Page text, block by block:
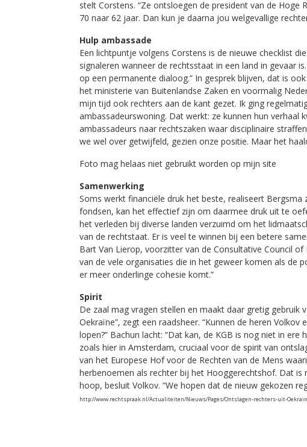
stelt Corstens. “Ze ontsloegen de president van de
70 naar 62 jaar. Dan kun je daarna jou welgevallige
Hulp ambassade
Een lichtpuntje volgens Corstens is de nieuwe checklist
signaleren wanneer de rechtsstaat in een land in gevaar
op een permanente dialoog.” In gesprek blijven, dat is
het ministerie van Buitenlandse Zaken en voormalig
mijn tijd ook rechters aan de kant gezet. Ik ging
ambassadeurswoning. Dat werkt: ze kunnen hun verhaal
ambassadeurs naar rechtszaken waar disciplinaire
we wel over getwijfeld, gezien onze positie. Maar het
Foto mag helaas niet gebruikt worden op mijn site
Samenwerking
Soms werkt financiële druk het beste, realiseert Bergsma
fondsen, kan het effectief zijn om daarmee druk uit te
het verleden bij diverse landen verzuimd om het
van de rechtstaat. Er is veel te winnen bij een betere
Bart Van Lierop, voorzitter van de Consultative Council of
van de vele organisaties die in het geweer komen als de
er meer onderlinge cohesie komt.”
Spirit
De zaal mag vragen stellen en maakt daar gretig
Oekraïne”, zegt een raadsheer. “Kunnen de heren
lopen?” Bachun lacht: “Dat kan, de KGB is nog niet in ere
zoals hier in Amsterdam, cruciaal voor de spirit van
van het Europese Hof voor de Rechten van de Mens
herbenoemen als rechter bij het Hooggerechtshof. Dat
hoop, besluit Volkov. “We hopen dat de nieuw gekozen
http://www.rechtspraak.nl/Actualiteiten/Nieuws/Pages/Ontslagen-rechters-uit-